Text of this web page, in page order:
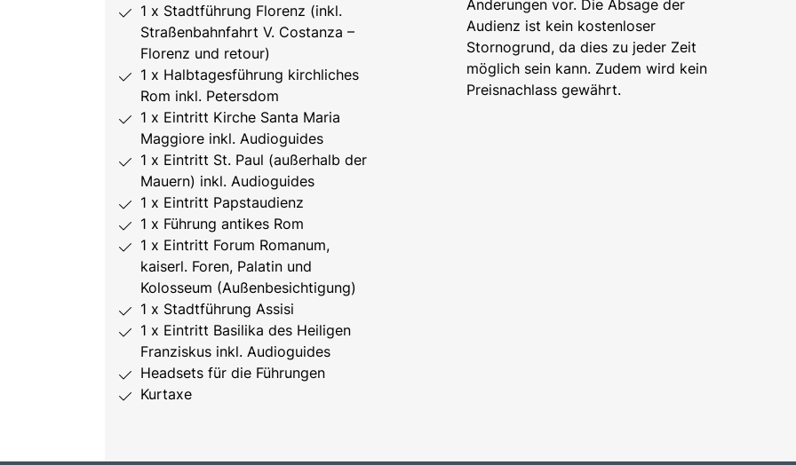
1 x Stadtführung Florenz (inkl.
Straßenbahnfahrt V. Costanza –
Florenz und retour)
1 x Halbtagesführung kirchliches
Rom inkl. Petersdom
1 x Eintritt Kirche Santa Maria
Maggiore inkl. Audioguides
1 x Eintritt St. Paul (außerhalb der
Mauern) inkl. Audioguides
1 x Eintritt Papstaudienz
1 x Führung antikes Rom
1 x Eintritt Forum Romanum,
kaiserl. Foren, Palatin und
Kolosseum (Außenbesichtigung)
1 x Stadtführung Assisi
1 x Eintritt Basilika des Heiligen
Franziskus inkl. Audioguides
Headsets für die Führungen
Kurtaxe
Änderungen vor. Die Absage der
Audienz ist kein kostenloser
Stornogrund, da dies zu jeder Zeit
möglich sein kann. Zudem wird kein
Preisnachlass gewährt.